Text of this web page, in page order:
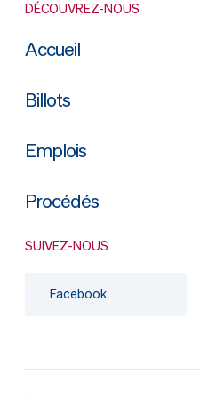
DÉCOUVREZ-NOUS
Accueil
Billots
Emplois
Procédés
SUIVEZ-NOUS
Facebook